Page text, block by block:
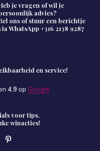
je vragen of wil je
advies?
ons of stuur een berichtje
WhatsApp +316 2138 9287
en service!
4.9 op Google
voor tips,
winacties!